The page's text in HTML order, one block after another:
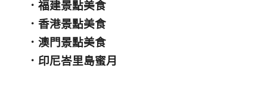
．福建景點美食
．香港景點美食
．澳門景點美食
． 印尼峇里島蜜月